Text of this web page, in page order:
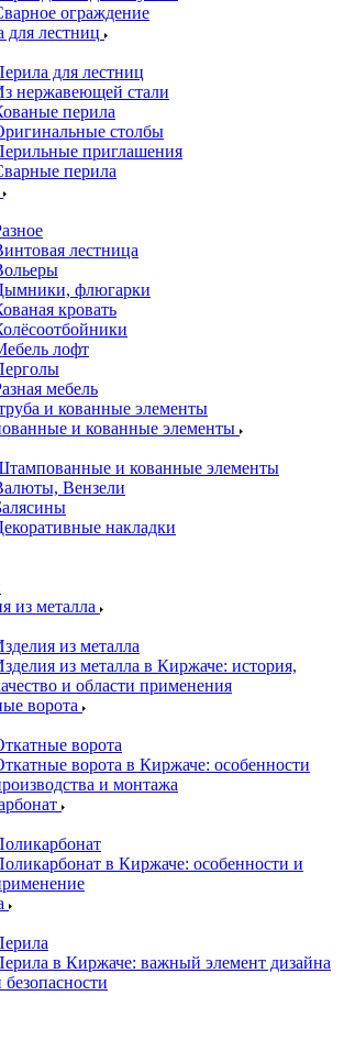
ограждение
для лестниц
для лестниц
нержавеющей стали
перила
столбы
приглашения
перила
лестница
флюгарки
кровать
лофт
мебель
и кованные элементы
и кованные элементы
и кованные элементы
Вензели
накладки
из металла
из металла
из металла в Киржаче: история,
и области применения
ворота
ворота
ворота в Киржаче: особенности
и монтажа
в Киржаче: особенности и
в Киржаче: важный элемент дизайна
безопасности